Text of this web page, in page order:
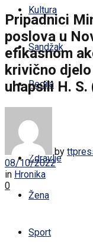
Kultura
Sandžak
Regija
Svijet
Zdravlje
Žena
Sport
Pripadnici
poslova u
efikasnom
krivično
uhapsili H.
by
08/10/2022
in Hronika
0